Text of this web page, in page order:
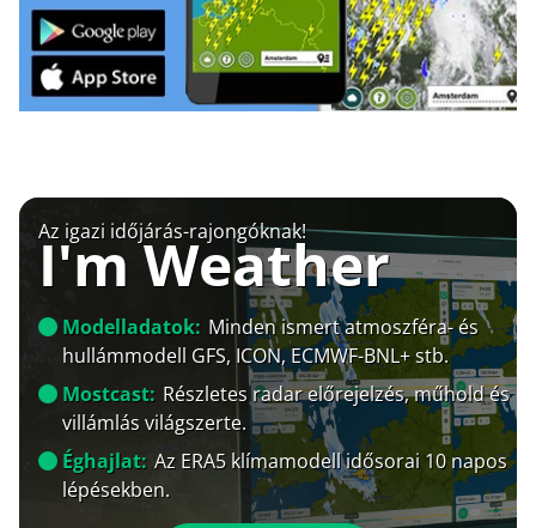
Az igazi időjárás-rajongóknak!
I'm Weather
Modelladatok: Minden ismert atmoszféra- és
hullámmodell GFS, ICON, ECMWF-BNL+ stb.
Mostcast: Részletes radar előrejelzés, műhold és
villámlás világszerte.
Éghajlat: Az ERA5 klímamodell idősorai 10 napos
lépésekben.